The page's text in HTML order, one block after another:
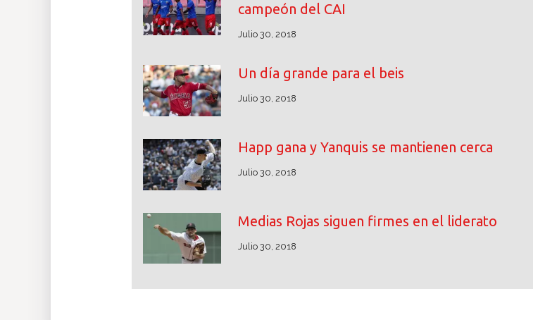
campeón del CAI
Julio 30, 2018
Un día grande para el beis
Julio 30, 2018
Happ gana y Yanquis se mantienen cerca
Julio 30, 2018
Medias Rojas siguen firmes en el liderato
Julio 30, 2018